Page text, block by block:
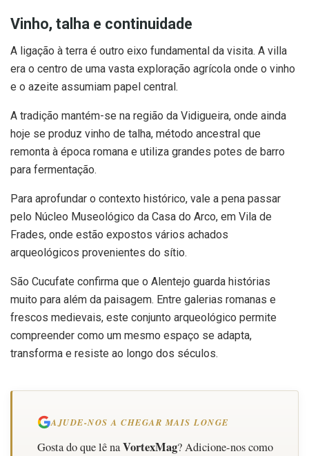
Vinho, talha e continuidade
A ligação à terra é outro eixo fundamental da visita. A villa
era o centro de uma vasta exploração agrícola onde o vinho
e o azeite assumiam papel central.
A tradição mantém-se na região da Vidigueira, onde ainda
hoje se produz vinho de talha, método ancestral que
remonta à época romana e utiliza grandes potes de barro
para fermentação.
Para aprofundar o contexto histórico, vale a pena passar
pelo Núcleo Museológico da Casa do Arco, em Vila de
Frades, onde estão expostos vários achados
arqueológicos provenientes do sítio.
São Cucufate confirma que o Alentejo guarda histórias
muito para além da paisagem. Entre galerias romanas e
frescos medievais, este conjunto arqueológico permite
compreender como um mesmo espaço se adapta,
transforma e resiste ao longo dos séculos.
AJUDE-NOS A CHEGAR MAIS LONGE
Gosta do que lê naVortexMag? Adicione-nos como